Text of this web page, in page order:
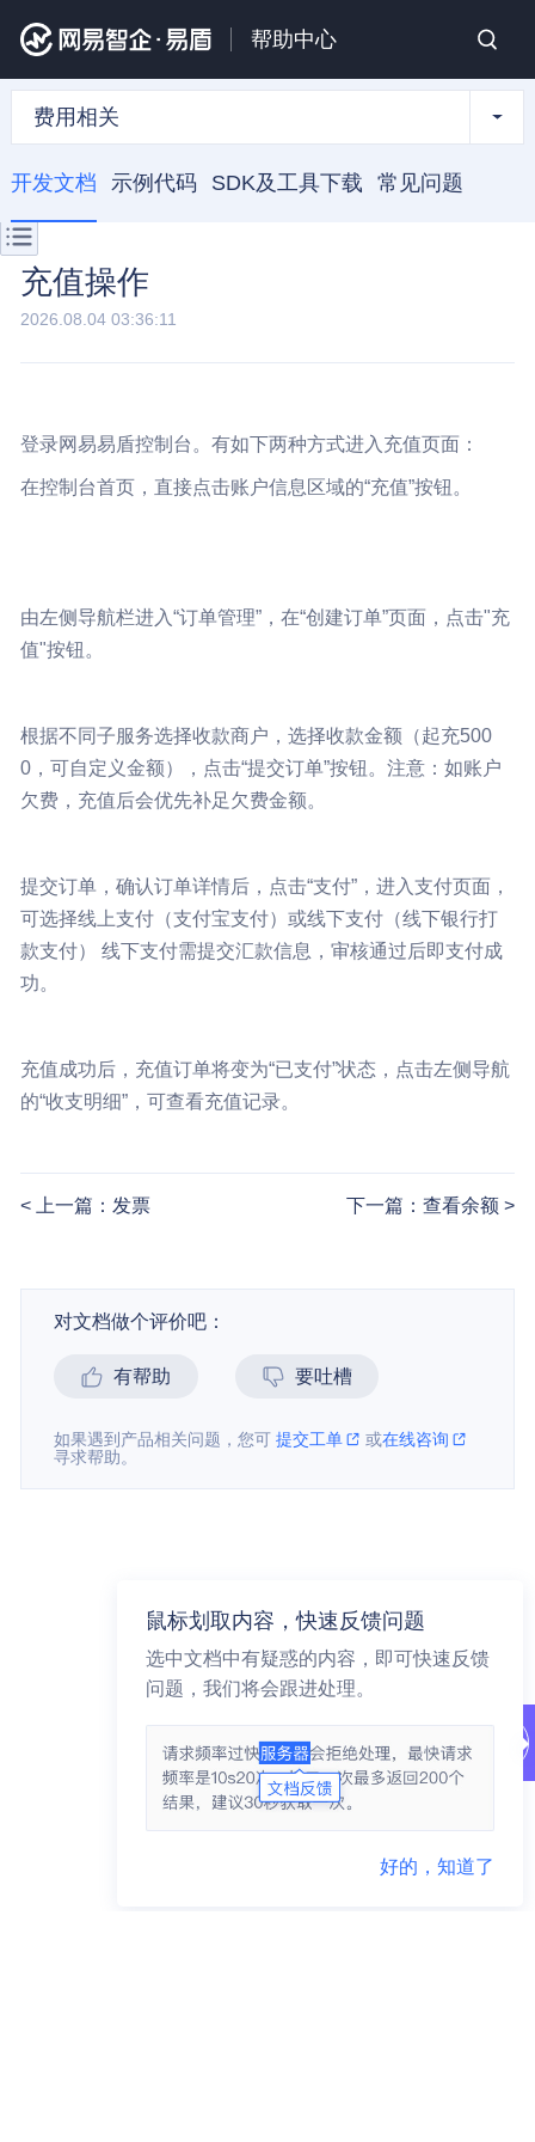
帮助中心
费用相关
开发文档 示例代码 SDK及工具下载 常见问题
充值操作
2026.08.04 03:36:11
登录网易易盾控制台。有如下两种方式进入充值页面：
在控制台首页，直接点击账户信息区域的“充值”按钮。
由左侧导航栏进入“订单管理”，在“创建订单”页面，点击"充
值"按钮。
根据不同子服务选择收款商户，选择收款金额（起充500
0，可自定义金额），点击“提交订单”按钮。注意：如账户
欠费，充值后会优先补足欠费金额。
提交订单，确认订单详情后，点击“支付”，进入支付页面，
可选择线上支付（支付宝支付）或线下支付（线下银行打
款支付） 线下支付需提交汇款信息，审核通过后即支付成
功。
充值成功后，充值订单将变为“已支付”状态，点击左侧导航
的“收支明细”，可查看充值记录。
上一篇：发票 下一篇：查看余额
对文档做个评价吧：
有帮助 要吐槽
如果遇到产品相关问题，您可提交工单 或在线咨询
寻求帮助。
鼠标划取内容，快速反馈问题
选中文档中有疑惑的内容，即可快速反馈
问题，我们将会跟进处理。
好的，知道了